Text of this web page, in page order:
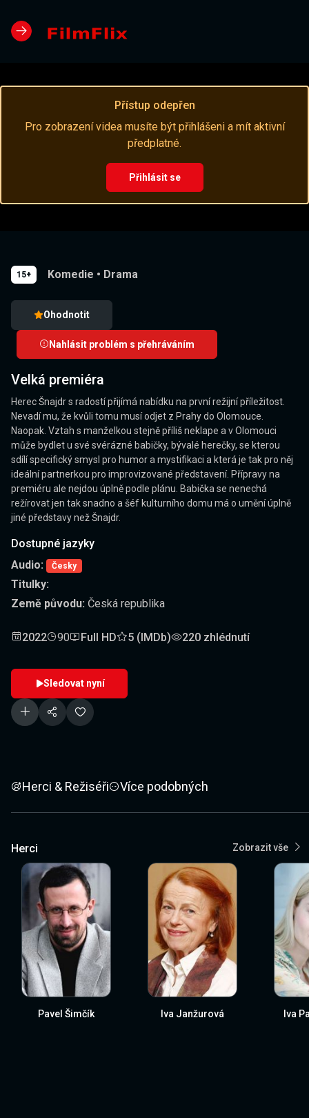
Přístup odepřen
Pro zobrazení videa musíte být přihlášeni a mít aktivní
předplatné.
Přihlásit se
15+ Komedie • Drama
Ohodnotit
Nahlásit problém s přehráváním
Velká premiéra
Herec Šnajdr s radostí přijímá nabídku na první režijní příležitost.
Nevadí mu, že kvůli tomu musí odjet z Prahy do Olomouce.
Naopak. Vztah s manželkou stejně příliš neklape a v Olomouci
může bydlet u své svérázné babičky, bývalé herečky, se kterou
sdílí specifický smysl pro humor a mystifikaci a která je tak pro něj
ideální partnerkou pro improvizované představení. Přípravy na
premiéru ale nejdou úplně podle plánu. Babička se nenechá
režírovat jen tak snadno a šéf kulturního domu má o umění úplně
jiné představy než Šnajdr.
Dostupné jazyky
Audio:
Česky
Titulky:
Země původu: Česká republika
2022 90 Full HD 5 (IMDb) 220 zhlédnutí
Sledovat nyní
Herci & Režiséři Více podobných
Herci Zobrazit vše
Pavel Šimčík Iva Janžurová Iva